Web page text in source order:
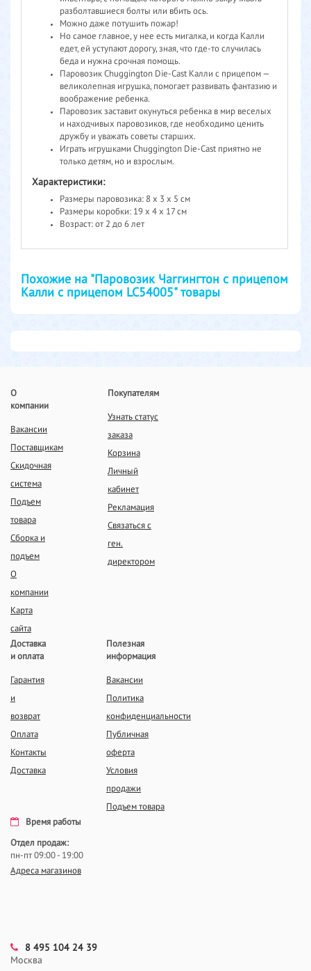
разболтавшиеся болты или вбить ось.
Можно даже потушить пожар!
Но самое главное, у нее есть мигалка, и когда Калли
едет, ей уступают дорогу, зная, что где-то случилась
беда и нужна срочная помощь.
Паровозик Chuggington Die-Cast Калли с прицепом —
великолепная игрушка, помогает развивать фантазию и
воображение ребенка.
Паровозик заставит окунуться ребенка в мир веселых
и находчивых паровозиков, где необходимо ценить
дружбу и уважать советы старших.
Играть игрушками Chuggington Die-Cast приятно не
только детям, но и взрослым.
Характеристики:
Размеры паровозика: 8 х 3 х 5 см
Размеры коробки: 19 х 4 х 17 см
Возраст: от 2 до 6 лет
Похожие на "Паровозик Чаггингтон с прицепом
Калли с прицепом LC54005" товары
О
компании
Вакансии
Поставщикам
Скидочная
система
Подъем
товара
Сборка и
подъем
О
компании
Карта
сайта
Покупателям
Узнать статус
заказа
Корзина
Личный
кабинет
Рекламация
Связаться с
ген.
директором
Доставка
и оплата
Гарантия
и
возврат
Оплата
Контакты
Доставка
Полезная
информация
Вакансии
Политика
конфиденциальности
Публичная
оферта
Условия
продажи
Подъем товара
Время работы
Отдел продаж:
пн-пт 09:00 - 19:00
Адреса магазинов
8 495 104 24 39
Москва